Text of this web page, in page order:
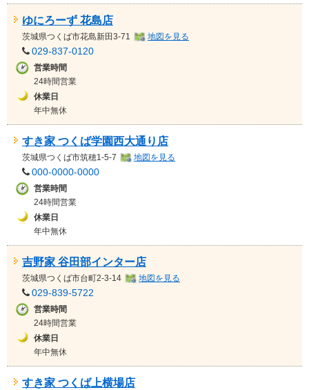
ゆにろーず 花島店
茨城県つくば市花島新田3-71 地図を見る
029-837-0120
営業時間
24時間営業
休業日
年中無休
すき家 つくば学園西大通り店
茨城県つくば市筑穂1-5-7 地図を見る
000-0000-0000
営業時間
24時間営業
休業日
年中無休
吉野家 谷田部インター店
茨城県つくば市台町2-3-14 地図を見る
029-839-5722
営業時間
24時間営業
休業日
年中無休
すき家 つくば上横場店